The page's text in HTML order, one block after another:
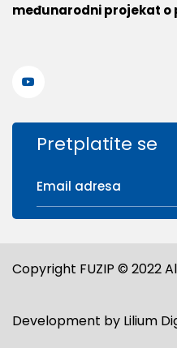
međunarodni projekat
Pretplatite se
Copyright FUZIP © 2022
Development by Lilium